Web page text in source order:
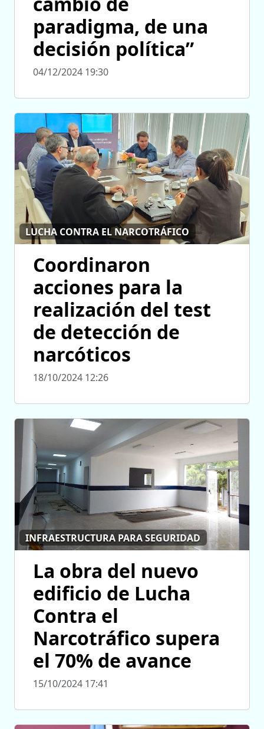
paradigma, de una
decisión política”
04/12/2024 19:30
LUCHA CONTRA EL NARCOTRÁFICO
Coordinaron
acciones para la
realización del test
de detección de
narcóticos
18/10/2024 12:26
INFRAESTRUCTURA PARA SEGURIDAD
La obra del nuevo
edificio de Lucha
Contra el
Narcotráfico supera
el 70% de avance
15/10/2024 17:41